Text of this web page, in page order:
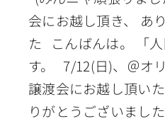
会にお越し頂き、 あ
た こんばんは。 「
す。 7/12(日)、＠オ
譲渡会にお越し頂い
りがとうございまし